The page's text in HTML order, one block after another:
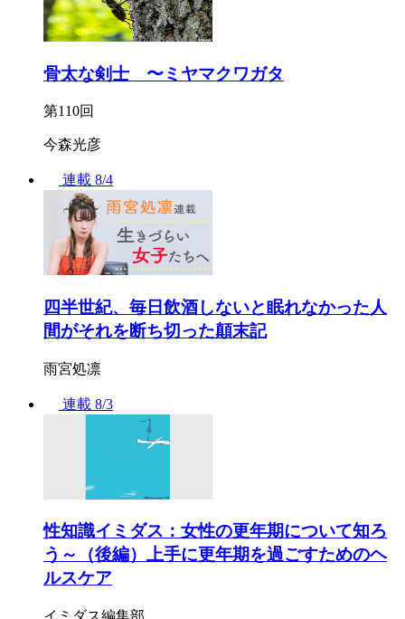
骨太な剣士 〜ミヤマクワガタ
第110回
今森光彦
連載 8/4
四半世紀、毎日飲酒しないと眠れなかった人
間がそれを断ち切った顛末記
雨宮処凛
連載 8/3
性知識イミダス：女性の更年期について知ろ
う～（後編）上手に更年期を過ごすためのヘ
ルスケア